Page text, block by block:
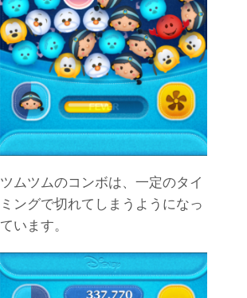
ツムツムのコンボは、一定のタイ
ミングで切れてしまうようになっ
ています。